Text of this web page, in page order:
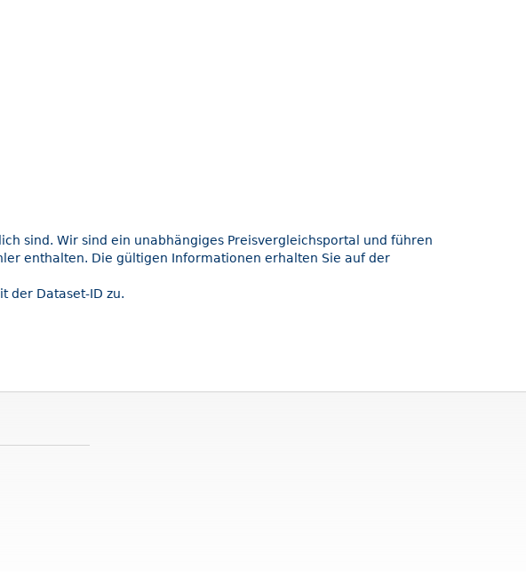
sind. Wir sind ein unabhängiges Preisvergleichsportal und führen
enthalten. Die gültigen Informationen erhalten Sie auf der
der Dataset-ID zu.